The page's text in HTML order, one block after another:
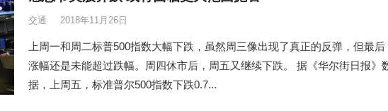
交通 2018年11月26日
上周一和周二标普500指数大幅下跌，虽然周三像出现了真正的反弹，但最后
涨幅还是未能超过跌幅。周四休市后，周五又继续下跌。 据《华尔街日报》
据，上周五，标准普尔500指数下跌0.7...